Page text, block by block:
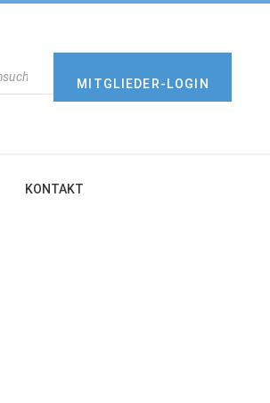
MITGLIEDER-LOGIN
KONTAKT